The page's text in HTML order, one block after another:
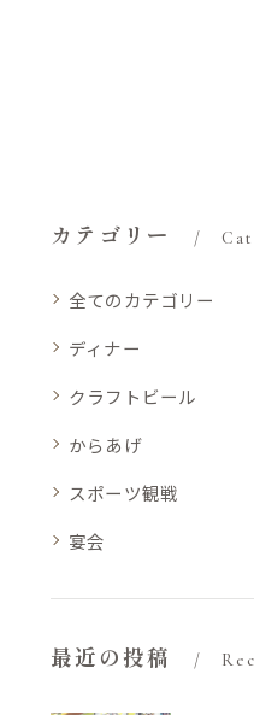
カテゴリー
全てのカテゴリー
ディナー
クラフトビール
からあげ
スポーツ観戦
宴会
最近の投稿